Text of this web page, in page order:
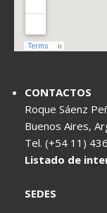
CONTACTOS
Roque Sáenz
Buenos Aires,
Tel. (+54 11)
Listado de
SEDES